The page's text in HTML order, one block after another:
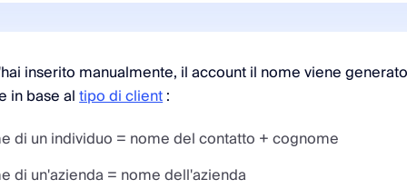
inserito manualmente, il account il nome viene
in base altipo di client:
di un individuo = nome del contatto + cognome
di un'azienda = nome dell'azienda